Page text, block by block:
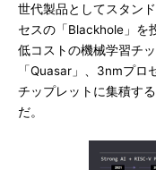
世代製品としてスタン
セスの「Blackhole」を
低コストの機械学習チ
「Quasar」、3nmプロ
チップレットに集積す
だ。